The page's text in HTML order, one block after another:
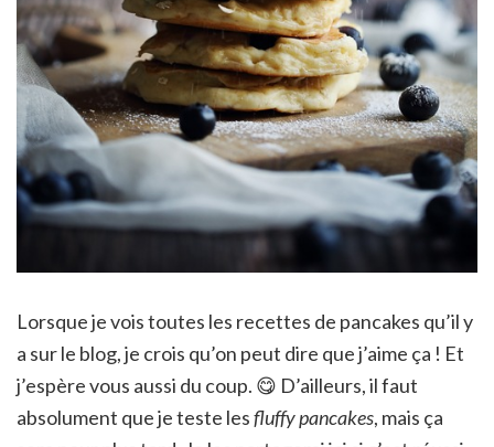
Lorsque je vois toutes les recettes de pancakes qu’il y
a sur le blog, je crois qu’on peut dire que j’aime ça ! Et
j’espère vous aussi du coup. 😋 D’ailleurs, il faut
absolument que je teste lesfluffy pancakes, mais ça